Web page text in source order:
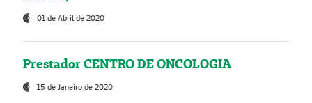
01 de Abril de 2020
Prestador CENTRO DE ONCOLOGIA
15 de Janeiro de 2020